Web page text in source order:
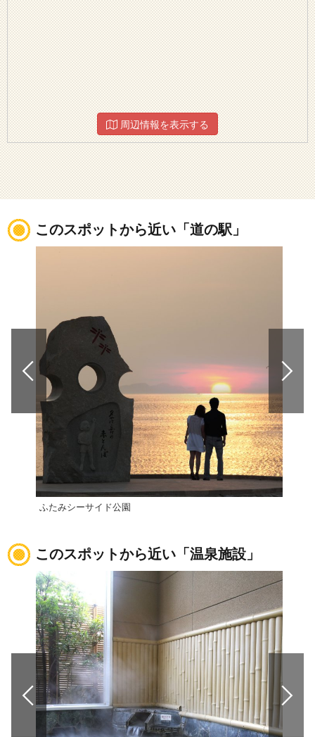
周辺情報を表示する
このスポットから近い「道の駅」
ふたみシーサイド公園
このスポットから近い「温泉施設」